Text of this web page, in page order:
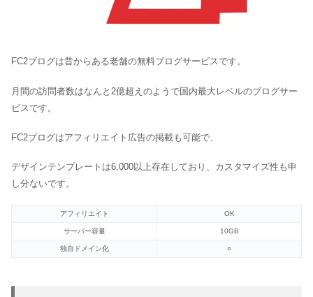
FC2ブログは昔からある老舗の無料ブログサービスです。
月間の訪問者数はなんと2億超えのようで国内最大レベルのブログサー
ビスです。
FC2ブログはアフィリエイト広告の掲載も可能で、
デザインテンプレートは6,000以上存在しており、カスタマイズ性も申
し分ないです。
アフィリエイト OK
サーバー容量 10GB
独自ドメイン化 ○